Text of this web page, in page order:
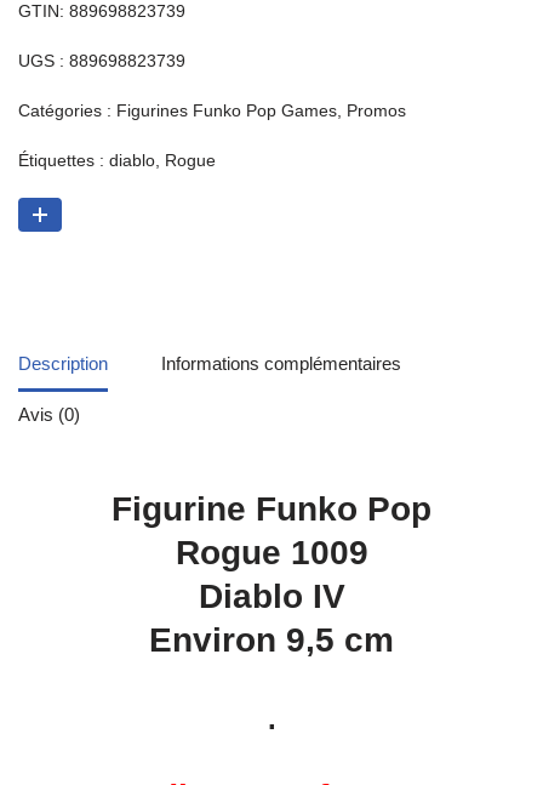
GTIN: 889698823739
UGS : 889698823739
Catégories : Figurines Funko Pop Games Promos
Étiquettes : diablo Rogue
Description Informations complémentaires
Avis (0)
Figurine Funko Pop
Rogue 1009
Diablo IV
Environ 9,5 cm
.